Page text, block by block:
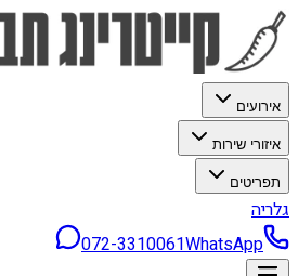
אירועים
איזורי שירות
תפריטים
גלריה
072-3310061WhatsApp